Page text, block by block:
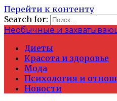
Перейти к контенту
Search for:
Необычные и
Диеты
Красота и здоровье
Мода
Психология и
Новости